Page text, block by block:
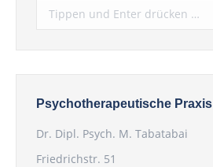
Psychotherapeutische Praxis
Dr. Dipl. Psych. M. Tabatabai
Friedrichstr. 51